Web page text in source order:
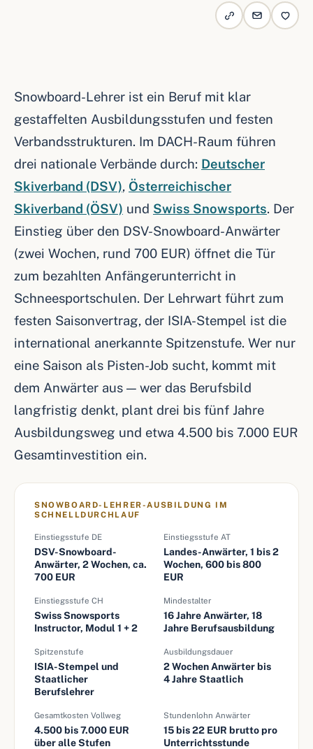
Snowboard-Lehrer ist ein Beruf mit klar
gestaffelten Ausbildungsstufen und festen
Verbandsstrukturen. Im DACH-Raum führen
drei nationale Verbände durch: Deutscher
Skiverband (DSV), Österreichischer
Skiverband (ÖSV) und Swiss Snowsports. Der
Einstieg über den DSV-Snowboard-Anwärter
(zwei Wochen, rund 700 EUR) öffnet die Tür
zum bezahlten Anfängerunterricht in
Schneesportschulen. Der Lehrwart führt zum
festen Saisonvertrag, der ISIA-Stempel ist die
international anerkannte Spitzenstufe. Wer nur
eine Saison als Pisten-Job sucht, kommt mit
dem Anwärter aus — wer das Berufsbild
langfristig denkt, plant drei bis fünf Jahre
Ausbildungsweg und etwa 4.500 bis 7.000 EUR
Gesamtinvestition ein.
SNOWBOARD-LEHRER-AUSBILDUNG IM
SCHNELLDURCHLAUF
Einstiegsstufe DE
DSV-Snowboard-
Anwärter, 2 Wochen, ca.
700 EUR
Einstiegsstufe AT
Landes-Anwärter, 1 bis 2
Wochen, 600 bis 800
EUR
Einstiegsstufe CH
Swiss Snowsports
Instructor, Modul 1 + 2
Mindestalter
16 Jahre Anwärter, 18
Jahre Berufsausbildung
Spitzenstufe
ISIA-Stempel und
Staatlicher
Berufslehrer
Ausbildungsdauer
2 Wochen Anwärter bis
4 Jahre Staatlich
Gesamtkosten Vollweg
4.500 bis 7.000 EUR
über alle Stufen
Stundenlohn Anwärter
15 bis 22 EUR brutto pro
Unterrichtsstunde